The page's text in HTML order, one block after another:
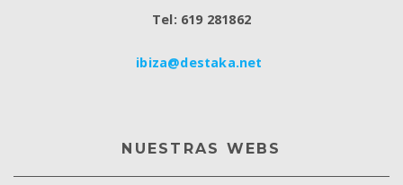
Tel: 619 281862
ibiza@destaka.net
NUESTRAS WEBS